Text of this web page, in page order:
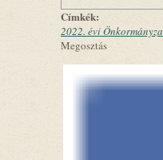
Címkék:
2022. évi
Megosztás